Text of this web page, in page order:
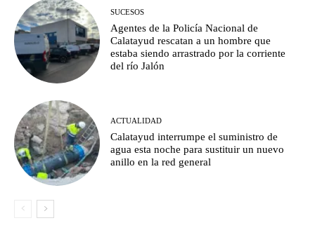
SUCESOS
Agentes de la Policía Nacional de
Calatayud rescatan a un hombre que
estaba siendo arrastrado por la corriente
del río Jalón
ACTUALIDAD
Calatayud interrumpe el suministro de
agua esta noche para sustituir un nuevo
anillo en la red general